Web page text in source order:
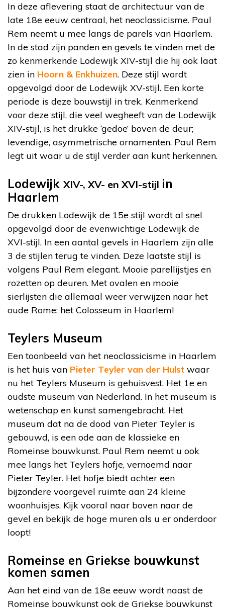
In deze aflevering staat de architectuur van de
late 18e eeuw centraal, het neoclassicisme. Paul
Rem neemt u mee langs de parels van Haarlem.
In de stad zijn panden en gevels te vinden met de
zo kenmerkende Lodewijk XIV-stijl die hij ook laat
zien in Hoorn & Enkhuizen. Deze stijl wordt
opgevolgd door de Lodewijk XV-stijl. Een korte
periode is deze bouwstijl in trek. Kenmerkend
voor deze stijl, die veel wegheeft van de Lodewijk
XIV-stijl, is het drukke ‘gedoe’ boven de deur;
levendige, asymmetrische ornamenten. Paul Rem
legt uit waar u de stijl verder aan kunt herkennen.
Lodewijk XIV-, XV- en XVI-stijl in
Haarlem
De drukken Lodewijk de 15e stijl wordt al snel
opgevolgd door de evenwichtige Lodewijk de
XVI-stijl. In een aantal gevels in Haarlem zijn alle
3 de stijlen terug te vinden. Deze laatste stijl is
volgens Paul Rem elegant. Mooie parellijstjes en
rozetten op deuren. Met ovalen en mooie
sierlijsten die allemaal weer verwijzen naar het
oude Rome; het Colosseum in Haarlem!
Teylers Museum
Een toonbeeld van het neoclassicisme in Haarlem
is het huis van Pieter Teyler van der Hulst waar
nu het Teylers Museum is gehuisvest. Het 1e en
oudste museum van Nederland. In het museum is
wetenschap en kunst samengebracht. Het
museum dat na de dood van Pieter Teyler is
gebouwd, is een ode aan de klassieke en
Romeinse bouwkunst. Paul Rem neemt u ook
mee langs het Teylers hofje, vernoemd naar
Pieter Teyler. Het hofje biedt achter een
bijzondere voorgevel ruimte aan 24 kleine
woonhuisjes. Kijk vooral naar boven naar de
gevel en bekijk de hoge muren als u er onderdoor
loopt!
Romeinse en Griekse bouwkunst
komen samen
Aan het eind van de 18e eeuw wordt naast de
Romeinse bouwkunst ook de Griekse bouwkunst